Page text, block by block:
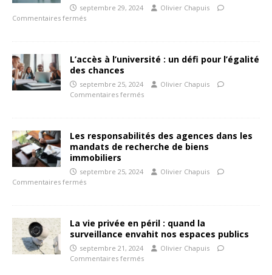
septembre 29, 2024
Olivier Chapuis
Commentaires fermés
L’accès à l’université : un défi pour l’égalité
des chances
septembre 25, 2024
Olivier Chapuis
Commentaires fermés
Les responsabilités des agences dans les
mandats de recherche de biens
immobiliers
septembre 25, 2024
Olivier Chapuis
Commentaires fermés
La vie privée en péril : quand la
surveillance envahit nos espaces publics
septembre 21, 2024
Olivier Chapuis
Commentaires fermés